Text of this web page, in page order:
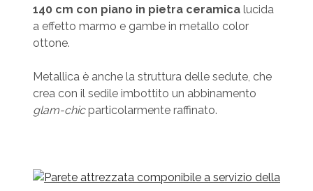
140 cm con piano in pietra ceramicalucida
a effetto marmo e gambe in metallo color
ottone.
Metallica è anche la struttura delle sedute, che
crea con il sedile imbottito un abbinamento
glam-chicparticolarmente raffinato.